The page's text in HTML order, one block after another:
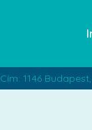
Cím: 1146